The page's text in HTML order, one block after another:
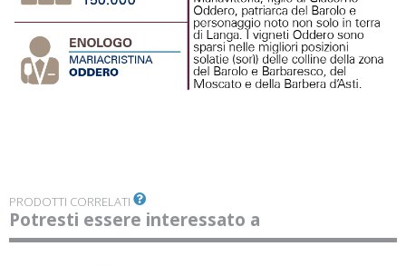
PRODOTTI CORRELATI
Potresti essere interessato a